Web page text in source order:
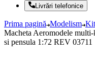
Livrări telefonice
Prima pagină Modelism
Macheta Aeromodele
si pensula 1:72 REV 03711